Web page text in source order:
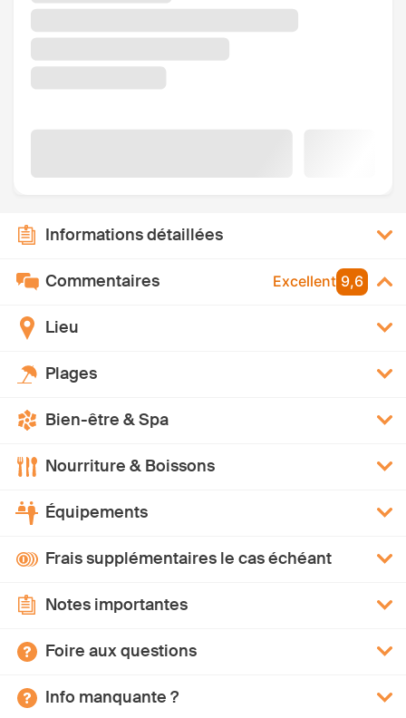
Informations détaillées
Commentaires Excellent 9,6
Lieu
Plages
Bien-être & Spa
Nourriture & Boissons
Équipements
Frais supplémentaires le cas échéant
Notes importantes
Foire aux questions
Info manquante ?